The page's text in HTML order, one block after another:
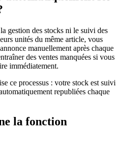
gestion des stocks ni le suivi des
unités du même article, vous
manuellement après chaque
des ventes manquées si vous
immédiatement.
ce processus : votre stock est suivi
republiées chaque
la fonction